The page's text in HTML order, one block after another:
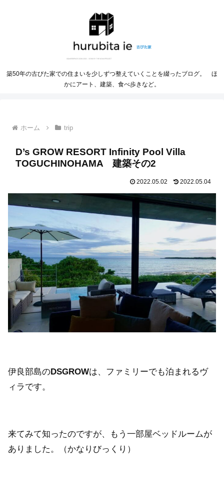
築50年の古びた家での住まいを少しずつ整えていくことを綴ったブログ。 ほ
かにアート、建築、食べ歩きなど。
ホーム trip
D’s GROW RESORT Infinity Pool Villa
TOGUCHINOHAMA 建築その2
2022.05.02 2022.05.04
伊良部島のDSGROWは、ファミリーでも泊まれるヴ
ィラです。
来てみて知ったのですが、もう一部屋ベッドルームが
ありました。（かなりびっくり）